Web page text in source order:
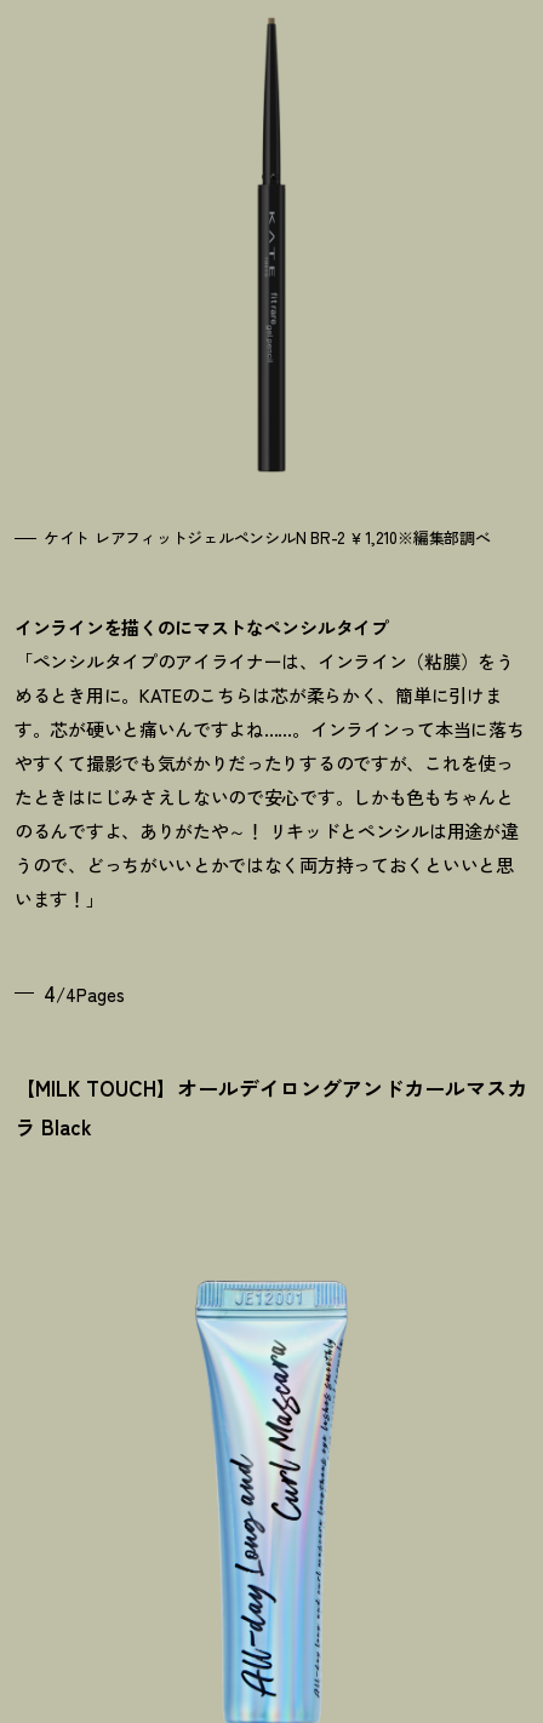
ケイト レアフィットジェルペンシルN BR-2 ￥1,210※編集部調べ
インラインを描くのにマストなペンシルタイプ
「ペンシルタイプのアイライナーは、インライン（粘膜）をう
めるとき用に。KATEのこちらは芯が柔らかく、簡単に引けま
す。芯が硬いと痛いんですよね……。インラインって本当に落ち
やすくて撮影でも気がかりだったりするのですが、これを使っ
たときはにじみさえしないので安心です。しかも色もちゃんと
のるんですよ、ありがたや～ ！
リキッドとペンシルは用途が違
うので、どっちがいいとかではなく両方持っておくといいと思
います ！ 」
4/4Pages
【MILK TOUCH】オールデイロングアンドカールマスカ
ラ Black